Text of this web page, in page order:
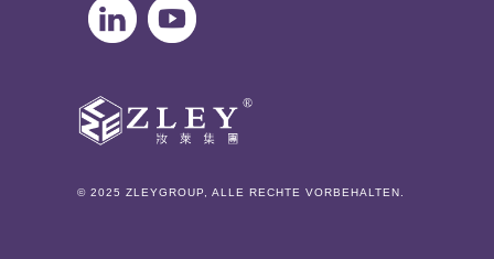
© 2025 ZLEYGROUP, ALLE RECHTE VORBEHALTEN.